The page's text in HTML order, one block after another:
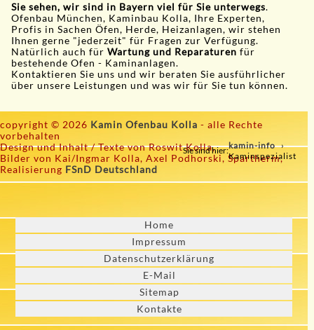
Sie sehen, wir sind in Bayern viel für Sie unterwegs.
Ofenbau München, Kaminbau Kolla, Ihre Experten,
Profis in Sachen Öfen, Herde, Heizanlagen, wir stehen
Ihnen gerne "jederzeit" für Fragen zur Verfügung.
Natürlich auch fürWartung und Reparaturen für
bestehende Ofen - Kaminanlagen.
Kontaktieren Sie uns und wir beraten Sie ausführlicher
über unsere Leistungen und was wir für Sie tun können.
copyright © 2026 Kamin Ofenbau Kolla - alle Rechte
vorbehalten
Design und Inhalt / Texte von Roswit Kolla,
Bilder von Kai/Ingmar Kolla, Axel Podhorski, Spartherm,
Realisierung FSnD Deutschland
Sie sind hier:kamin-info
Kaminspezialist
Home
Impressum
Datenschutzerklärung
E-Mail
Sitemap
Kontakte